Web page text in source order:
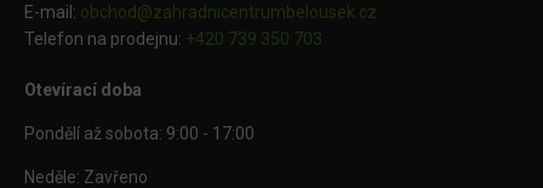
E-mail: obchod@zahradnicentrumbelousek.cz
Telefon na prodejnu: +420 739 350 703
Otevírací doba
Pondělí až sobota: 9:00 - 17:00
Neděle: Zavřeno